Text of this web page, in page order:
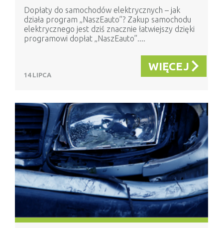
Dopłaty do samochodów elektrycznych – jak
działa program „NaszEauto”? Zakup samochodu
elektrycznego jest dziś znacznie łatwiejszy dzięki
programowi dopłat „NaszEauto”....
14 LIPCA
WIĘCEJ